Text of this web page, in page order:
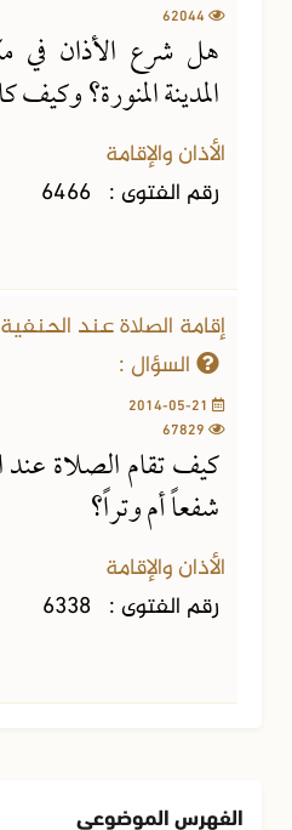
هل شرع الأذان في
المدينة المنورة؟
الأذان والإقامة
رقم الفتوى : 6466
إقامة الصلاة عند الحنفية
السؤال :
كيف تقام الصلاة عند
شفعاً أم وتراً؟
الأذان والإقامة
رقم الفتوى : 6338
الفهرس الموضوعي